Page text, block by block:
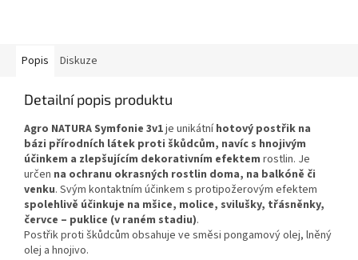
Popis Diskuze
Detailní popis produktu
Agro NATURA Symfonie 3v1je unikátníhotový postřik na
bázi přírodních látek proti škůdcům, navíc s hnojivým
účinkem a zlepšujícím dekorativním efektem rostlin. Je
určen na ochranu okrasných rostlin doma, na balkóně či
venku. Svým kontaktním účinkem s protipožerovým efektem
spolehlivě účinkuje na mšice, molice, svilušky, třásněnky,
červce – puklice (v raném stadiu).
Postřik proti škůdcům obsahuje ve směsi pongamový olej, lněný
olej a hnojivo.